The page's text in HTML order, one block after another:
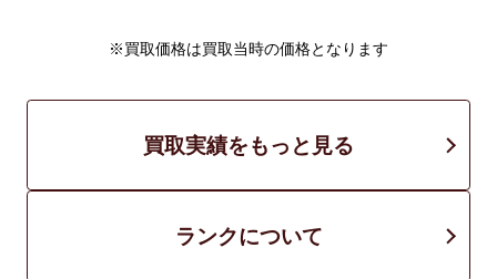
※買取価格は買取当時の価格となります
買取実績をもっと見る
ランクについて